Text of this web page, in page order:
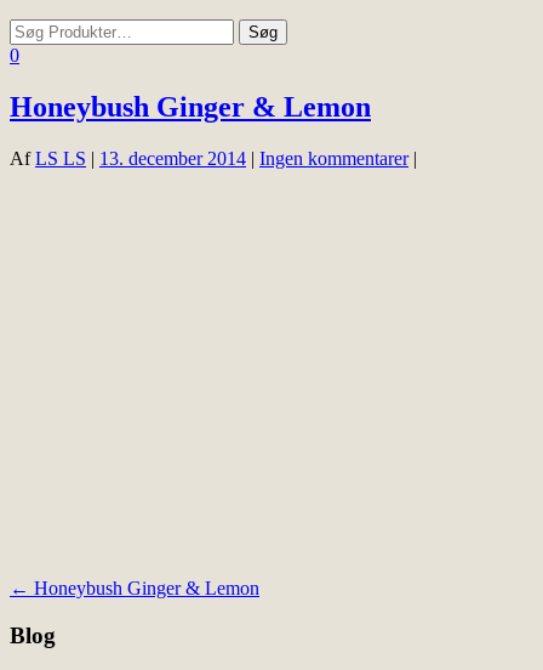
0
Honeybush Ginger & Lemon
AfLS LS | 13. december 2014 | Ingen kommentarer|
Indlægsnavigation
← Honeybush Ginger & Lemon
Blog